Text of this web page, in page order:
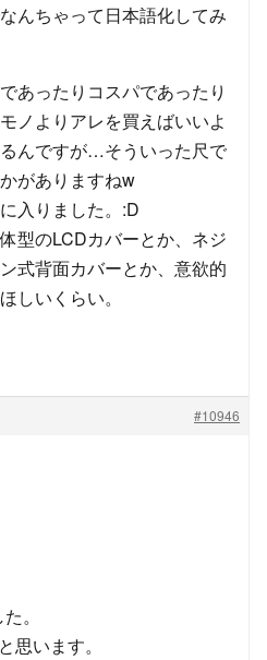
んちゃって日本語化してみ
あったりコスパであったり
ノよりアレを買えばいいよ
んですが…そういった尺で
がありますねw
入りました。:D
型のLCDカバーとか、ネジ
式背面カバーとか、意欲的
しいくらい。
#10946
。
思います。